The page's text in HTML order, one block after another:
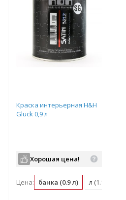
Краска интерьерная H&H
Gluck 0,9 л
Хорошая цена!
Цена: банка (0.9 л) л (1.11 банка)